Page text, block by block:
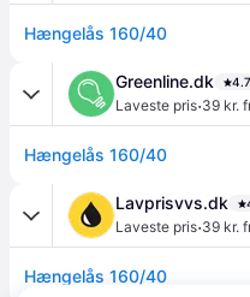
Hængelås 160/40
Greenline.dk 4.7
Laveste pris·39 kr.
Hængelås 160/40
Lavprisvvs.dk
Laveste pris·39 kr.
Hængelås 160/40